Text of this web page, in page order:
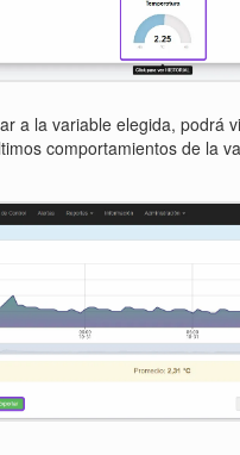
a la variable elegida, podrá
comportamientos de la